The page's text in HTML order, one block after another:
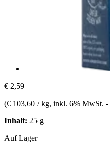
€ 2,59
(€ 103,60 / kg, inkl. 6% MwSt. -
Inhalt: 25 g
Auf Lager